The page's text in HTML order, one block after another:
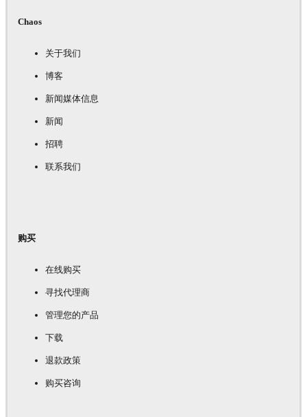
Chaos
关于我们
博客
新闻媒体信息
新闻
招聘
联系我们
购买
在线购买
寻找代理商
管理您的产品
下载
退款政策
购买咨询